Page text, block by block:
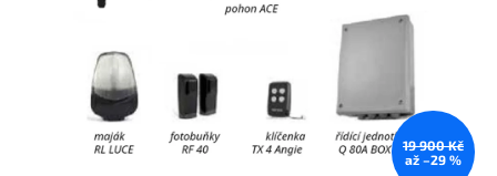
19 900 Kč
až –29 %